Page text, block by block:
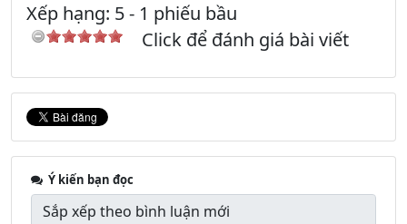
Xếp hạng: 5- 1 phiếu bầu
Click để đánh giá bài viết
Ý kiến bạn đọc